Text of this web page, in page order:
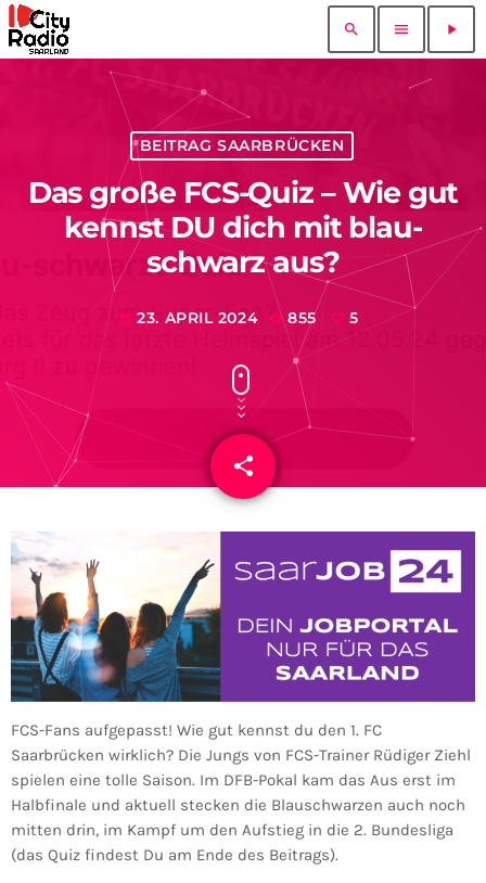
search menu play_arrow
BEITRAG SAARBRÜCKEN
Das große FCS-Quiz – Wie gut
kennst DU dich mit blau-
schwarz aus?
today 23. APRIL 2024 855 5
share
email
FCS-Fans aufgepasst! Wie gut kennst du den 1. FC
Saarbrücken wirklich? Die Jungs von FCS-Trainer Rüdiger Ziehl
spielen eine tolle Saison. Im DFB-Pokal kam das Aus erst im
Halbfinale und aktuell stecken die Blauschwarzen auch noch
mitten drin, im Kampf um den Aufstieg in die 2. Bundesliga
(das Quiz findest Du am Ende des Beitrags).